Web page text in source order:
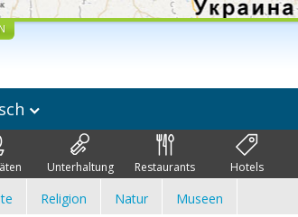
Unterhaltung Restaurants Hotels
Religion Natur Museen